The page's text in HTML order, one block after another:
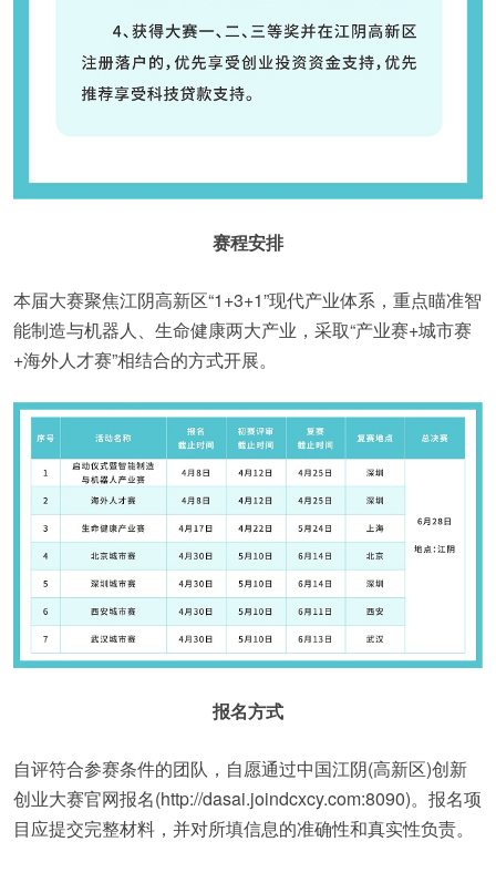
赛程安排
本届大赛聚焦江阴高新区“1+3+1”现代产业体系，重点瞄准智
能制造与机器人、生命健康两大产业，采取“产业赛+城市赛
+海外人才赛”相结合的方式开展。
报名方式
自评符合参赛条件的团队，自愿通过中国江阴(高新区)创新
创业大赛官网报名(http://dasai.joindcxcy.com:8090)。报名项
目应提交完整材料，并对所填信息的准确性和真实性负责。